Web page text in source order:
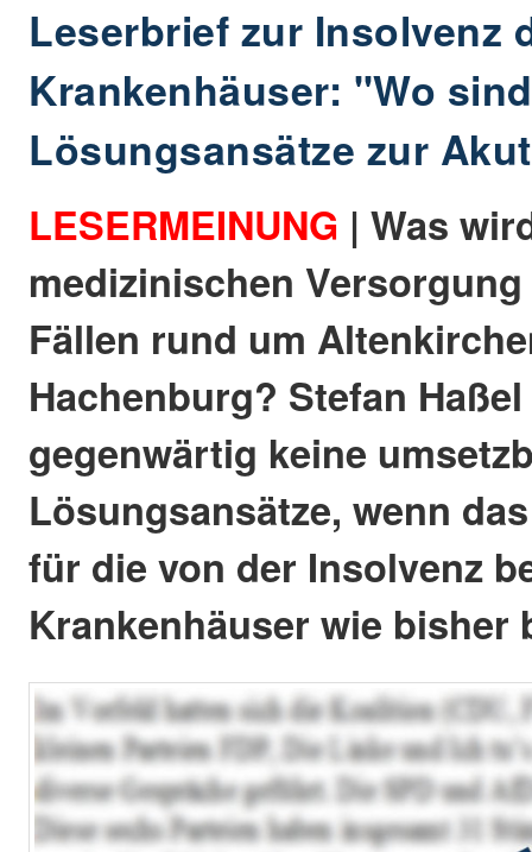
Leserbrief zur Insolvenz
Krankenhäuser: "Wo
Lösungsansätze zur
LESERMEINUNG | Was
medizinischen
Fällen rund um
Hachenburg? Stefan
gegenwärtig keine
Lösungsansätze, wenn
für die von der Insolvenz
Krankenhäuser wie bisher